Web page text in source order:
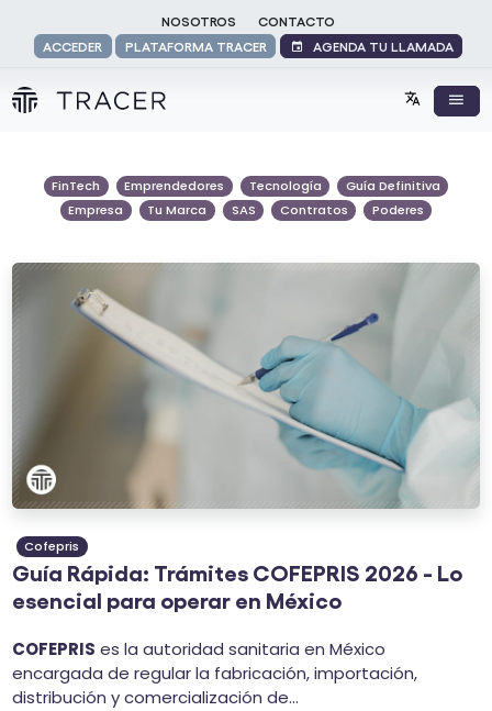
NOSOTROS
CONTACTO
ACCEDER
PLATAFORMA TRACER AGENDA TU LLAMADA
FinTech Emprendedores Tecnología
Guía Definitiva
Empresa
Tu Marca SAS Contratos Poderes
Cofepris
Guía Rápida: Trámites COFEPRIS 2026 - Lo
esencial para operar en México
COFEPRIS es la autoridad sanitaria en México
encargada de regular la fabricación, importación,
distribución y comercialización de...